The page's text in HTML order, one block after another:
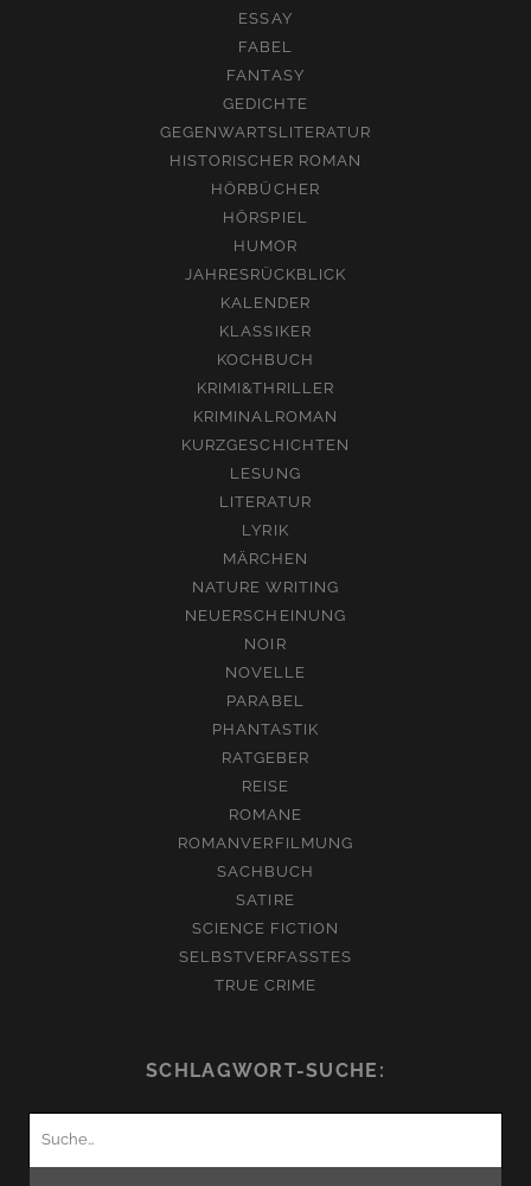
ESSAY
FABEL
FANTASY
GEDICHTE
GEGENWARTSLITERATUR
HISTORISCHER ROMAN
HÖRBÜCHER
HÖRSPIEL
HUMOR
JAHRESRÜCKBLICK
KALENDER
KLASSIKER
KOCHBUCH
KRIMI&THRILLER
KRIMINALROMAN
KURZGESCHICHTEN
LESUNG
LITERATUR
LYRIK
MÄRCHEN
NATURE WRITING
NEUERSCHEINUNG
NOIR
NOVELLE
PARABEL
PHANTASTIK
RATGEBER
REISE
ROMANE
ROMANVERFILMUNG
SACHBUCH
SATIRE
SCIENCE FICTION
SELBSTVERFASSTES
TRUE CRIME
SCHLAGWORT-SUCHE: